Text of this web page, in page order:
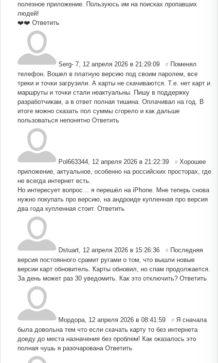
полезное приложение. Пользуюсь им на поисках пропавших
людей!
❤️❤️ Ответить
Serg- 7 12 апреля 2026 в 21:29:09 # Поменял
телефон. Вошел в платную версию под своим паролем, все
треки и точки загрузили. А карты не скачиваются. Т.е. нет карт и
маршруты и точки стали неактуальны. Пишу в поддержку
разработчикам, а в ответ полная тишина. Оплачивал на год. В
итоге можно сказать пол суммы сгорело и как дальше
пользоваться непонятно Ответить
Pol663344 12 апреля 2026 в 21:22:39 # Хорошее
приложение, актуальное, особенно на российских просторах, где
не всегда интернет есть.
Но интересует вопрос… я перешёл на iPhone. Мне теперь снова
нужно покупать про версию, на андроиде купленная про версия
два года купленная стоит. Ответить
Dstuart 12 апреля 2026 в 15:26:36 # Последняя
версия постоянного срамит ругами о том, что вышли новые
версии карт обновитель. Карты обновил, но спам продолжается.
За день может раз 30 уведомить. Как это отключить? Ответить
Мордора 12 апреля 2026 в 08:41:59 # Я сначала
была довольна тем что если скачать карту то без интернета
доеду до места назначения без проблем! Как оказалось это
полная чушь я разочарована Ответить